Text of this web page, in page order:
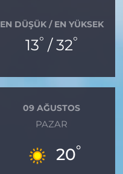
EN DÜŞÜK / EN YÜKSEK
13° / 32°
09 AĞUSTOS
PAZAR
20°